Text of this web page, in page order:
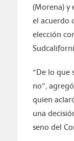
(Morena) y
el acuerdo
elección
“De lo que
no”,
quien
una
seno del